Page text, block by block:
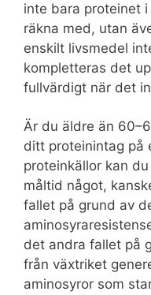
inte bara proteinet
räkna med, utan
enskilt livsmedel
kompletteras det
fullvärdigt när det
Är du äldre än
ditt proteinintag på
proteinkällor kan
måltid något,
fallet på grund av
det andra fallet på
från växtriket
aminosyror som